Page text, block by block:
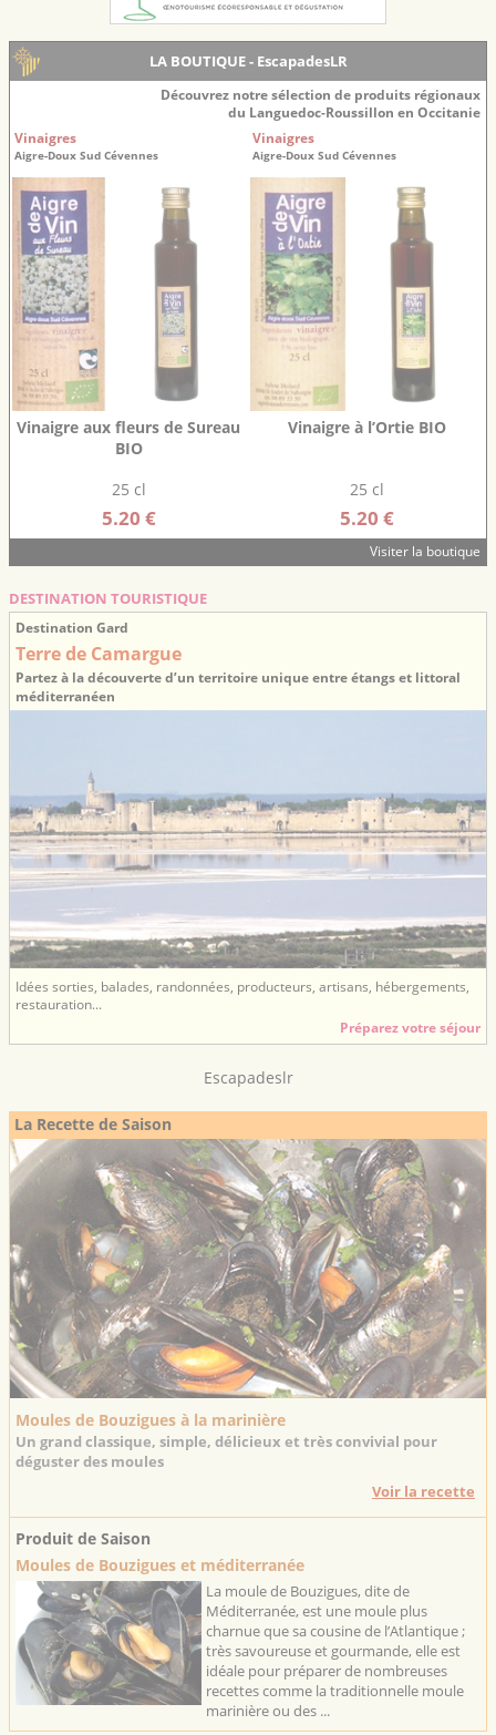
LA BOUTIQUE - EscapadesLR
Découvrez notre sélection de produits régionaux
du Languedoc-Roussillon en Occitanie
Vinaigres
Aigre-Doux Sud Cévennes
Vinaigre aux fleurs de Sureau
BIO
25 cl
5.20 €
Vinaigres
Aigre-Doux Sud Cévennes
Vinaigre à l’Ortie BIO
25 cl
5.20 €
Visiter la boutique
DESTINATION TOURISTIQUE
Destination Gard
Terre de Camargue
Partez à la découverte d’un territoire unique entre étangs et littoral
méditerranéen
Idées sorties, balades, randonnées, producteurs, artisans, hébergements,
restauration...
Préparez votre séjour
Escapadeslr
La Recette de Saison
Moules de Bouzigues à la marinière
Un grand classique, simple, délicieux et très convivial pour
déguster des moules
Voir la recette
Produit de Saison
Moules de Bouzigues et méditerranée
La moule de Bouzigues, dite de
Méditerranée, est une moule plus
charnue que sa cousine de l’Atlantique ;
très savoureuse et gourmande, elle est
idéale pour préparer de nombreuses
recettes comme la traditionnelle moule
marinière ou des ...